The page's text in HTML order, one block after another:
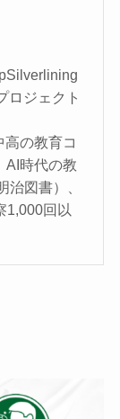
ロジェクト
の教育コ
AI時代の教
図書）、
1,000回以